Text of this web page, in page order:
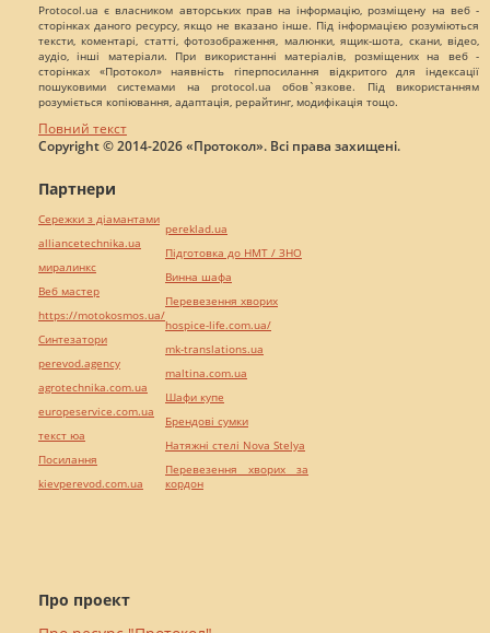
Protocol.ua є власником авторських прав на інформацію, розміщену на веб -
сторінках даного ресурсу, якщо не вказано інше. Під інформацією розуміються
тексти, коментарі, статті, фотозображення, малюнки, ящик-шота, скани, відео,
аудіо, інші матеріали. При використанні матеріалів, розміщених на веб -
сторінках «Протокол» наявність гіперпосилання відкритого для індексації
пошуковими системами на protocol.ua обов`язкове. Під використанням
розуміється копіювання, адаптація, рерайтинг, модифікація тощо.
Повний текст
Copyright © 2014-2026 «Протокол». Всі права захищені.
Про проект
Партнери
Сережки з діамантами
alliancetechnika.ua
миралинкс
Веб мастер
https://motokosmos.ua/
Синтезатори
perevod.agency
agrotechnika.com.ua
europeservice.com.ua
текст юа
Посилання
kievperevod.com.ua
pereklad.ua
Підготовка до НМТ / ЗНО
Винна шафа
Перевезення хворих
hospice-life.com.ua/
mk-translations.ua
maltina.com.ua
Шафи купе
Брендові сумки
Натяжні стелі Nova Stelya
Перевезення хворих за
кордон